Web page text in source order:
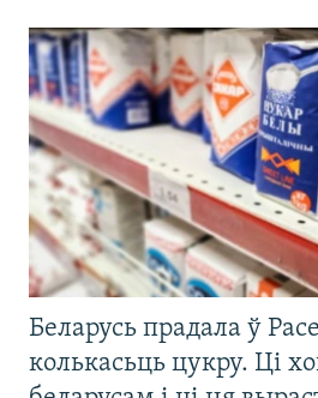
Беларусь прадала ў
колькасьць цукру. Ці